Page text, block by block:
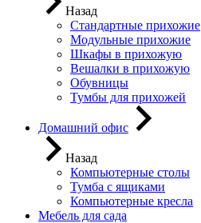
Назад
Стандартные прихожие
Модульные прихожие
Шкафы в прихожую
Вешалки в прихожую
Обувницы
Тумбы для прихожей
Домашний офис
Назад
Компьютерные столы
Тумба с ящиками
Компьютерные кресла
Мебель для сада